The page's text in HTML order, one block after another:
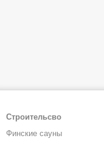
Строительсво
Финские сауны